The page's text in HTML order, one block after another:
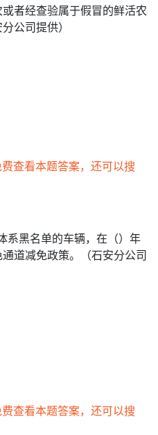
者经查验属于假冒的鲜活农
公司提供）
查看本题答案，还可以搜
系黑名单的车辆，在（）年
道减免政策。（石安分公司
查看本题答案，还可以搜